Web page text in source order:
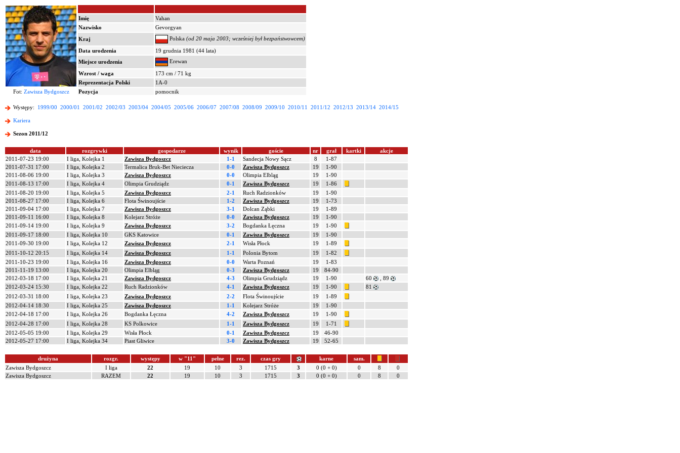
Imię
Vahan
Nazwisko
Gevorgyan
Kraj
Polska (od 20 maja 2003; wcześniej był bezpaństwowcem)
Data urodzenia
19 grudnia 1981 (44 lata)
Miejsce urodzenia
Erewan
Wzrost / waga
173 cm / 71 kg
Reprezentacja Polski
1A-0
Fot: Zawisza Bydgoszcz Pozycja pomocnik
Występy: 1999/00 2000/01 2001/02 2002/03 2003/04 2004/05 2005/06 2006/07 2007/08 2008/09 2009/10 2010/11 2011/12 2012/13 2013/14 2014/15
Kariera
Sezon 2011/12
data rozgrywki gospodarze wynik goście nr grał kartki
akcje
2011-07-23 19:00
I liga, Kolejka 1 Zawisza Bydgoszcz 1-1 Sandecja Nowy Sącz 8
1-87
2011-07-31 17:00
I liga, Kolejka 2 Termalica Bruk-Bet Nieciecza 0-0 Zawisza Bydgoszcz 19
1-90
2011-08-06 19:00
I liga, Kolejka 3 Zawisza Bydgoszcz 0-0 Olimpia Elbląg 19
1-90
2011-08-13 17:00
I liga, Kolejka 4 Olimpia Grudziądz 0-1 Zawisza Bydgoszcz 19
1-86
2011-08-20 19:00
I liga, Kolejka 5 Zawisza Bydgoszcz 2-1 Ruch Radzionków 19
1-90
2011-08-27 17:00
I liga, Kolejka 6 Flota Świnoujście 1-2 Zawisza Bydgoszcz 19
1-73
2011-09-04 17:00
I liga, Kolejka 7 Zawisza Bydgoszcz 3-1 Dolcan Ząbki 19
1-89
2011-09-11 16:00
I liga, Kolejka 8 Kolejarz Stróże 0-0 Zawisza Bydgoszcz 19
1-90
2011-09-14 19:00
I liga, Kolejka 9 Zawisza Bydgoszcz 3-2 Bogdanka Łęczna 19
1-90
2011-09-17 18:00
I liga, Kolejka 10 GKS Katowice 0-1 Zawisza Bydgoszcz 19
1-90
2011-09-30 19:00
I liga, Kolejka 12 Zawisza Bydgoszcz 2-1 Wisła Płock 19
1-89
2011-10-12 20:15
I liga, Kolejka 14 Zawisza Bydgoszcz 1-1 Polonia Bytom 19
1-82
2011-10-23 19:00
I liga, Kolejka 16 Zawisza Bydgoszcz 0-0 Warta Poznań 19
1-83
2011-11-19 13:00
I liga, Kolejka 20 Olimpia Elbląg 0-3 Zawisza Bydgoszcz 19
84-90
2012-03-18 17:00
I liga, Kolejka 21 Zawisza Bydgoszcz 4-3 Olimpia Grudziądz 19 1-90 60
, 89
2012-03-24 15:30
I liga, Kolejka 22 Ruch Radzionków 4-1 Zawisza Bydgoszcz 19 1-90
81
2012-03-31 18:00
I liga, Kolejka 23 Zawisza Bydgoszcz 2-2 Flota Świnoujście 19
1-89
2012-04-14 18:30
I liga, Kolejka 25 Zawisza Bydgoszcz 1-1 Kolejarz Stróże 19
1-90
2012-04-18 17:00
I liga, Kolejka 26 Bogdanka Łęczna 4-2 Zawisza Bydgoszcz 19
1-90
2012-04-28 17:00
I liga, Kolejka 28 KS Polkowice 1-1 Zawisza Bydgoszcz 19
1-71
2012-05-05 19:00
I liga, Kolejka 29 Wisła Płock 0-1 Zawisza Bydgoszcz 19
46-90
2012-05-27 17:00
I liga, Kolejka 34 Piast Gliwice 3-0 Zawisza Bydgoszcz 19 52-65
drużyna rozgr. występy w "11" pełne rez. czas gry karne
sam.
Zawisza Bydgoszcz
I liga 22 19 10 3 1715 3 0 (0 + 0) 0 8
0
Zawisza Bydgoszcz
RAZEM 22 19 10 3 1715 3 0 (0 + 0) 0 8 0